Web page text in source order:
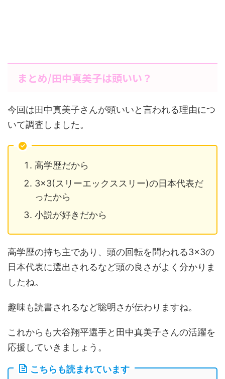
まとめ/田中真美子は頭いい？
今回は田中真美子さんが頭いいと言われる理由につ
いて調査しました。
高学歴だから
3×3(スリーエックススリー)の日本代表だ
ったから
小説が好きだから
高学歴の持ち主であり、頭の回転を問われる3×3の
日本代表に選出されるなど頭の良さがよく分かりま
したね。
趣味も読書されるなど聡明さが伝わりますね。
これからも大谷翔平選手と田中真美子さんの活躍を
応援していきましょう。
こちらも読まれています